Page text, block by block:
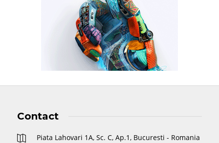
Contact
Piata Lahovari 1A, Sc. C, Ap.1, Bucuresti - Romania